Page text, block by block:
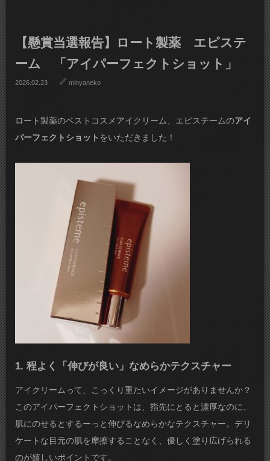
【懸賞当選報告】ロート製薬 エピステ
ーム 「アイパーフェクトショット」
2026.02.23 minyaneko
ロート製薬のベストコスメアイクリーム、エピステームのアイ
パーフェクトショットをいただきました！
1. 程よく「伸びが良い」なめらかテクスチャー
アイクリームって、こっくり重たいイメージがありませんか？
このアイパーフェクトショットは、指先にとると濃厚なのに、
肌にのせるとするーっと伸びるなめらかなテクスチャー。デリ
ケートな目元の肌を摩擦することなく、優しく塗り広げられる
のが嬉しいポイントです。